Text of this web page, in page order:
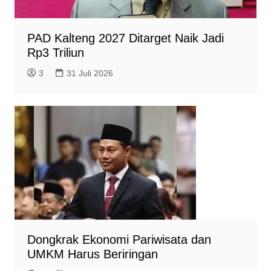
PAD Kalteng 2027 Ditarget Naik Jadi
Rp3 Triliun
3 31 Juli 2026
Dongkrak Ekonomi Pariwisata dan
UMKM Harus Beriringan